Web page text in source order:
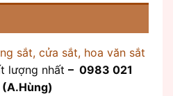
sắt, cửa sắt, hoa văn sắt
lượng nhất – 0983 021